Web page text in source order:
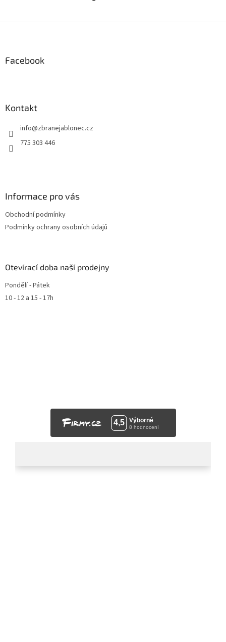
Facebook
Kontakt
info@zbranejablonec.cz
775 303 446
Informace pro vás
Obchodní podmínky
Podmínky ochrany osobních údajů
Otevírací doba naší prodejny
Pondělí - Pátek
10 - 12 a 15 - 17h